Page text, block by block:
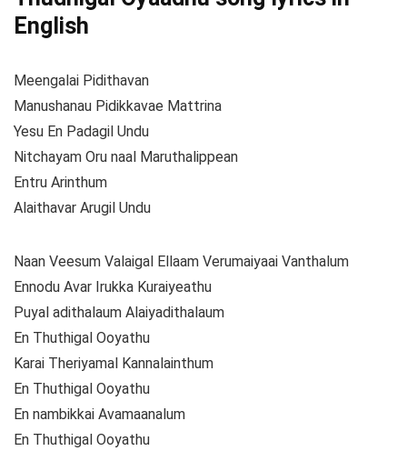
English
Meengalai Pidithavan
Manushanau Pidikkavae Mattrina
Yesu En Padagil Undu
Nitchayam Oru naal Maruthalippean
Entru Arinthum
Alaithavar Arugil Undu
Naan Veesum Valaigal Ellaam Verumaiyaai Vanthalum
Ennodu Avar Irukka Kuraiyeathu
Puyal adithalaum Alaiyadithalaum
En Thuthigal Ooyathu
Karai Theriyamal Kannalainthum
En Thuthigal Ooyathu
En nambikkai Avamaanalum
En Thuthigal Ooyathu